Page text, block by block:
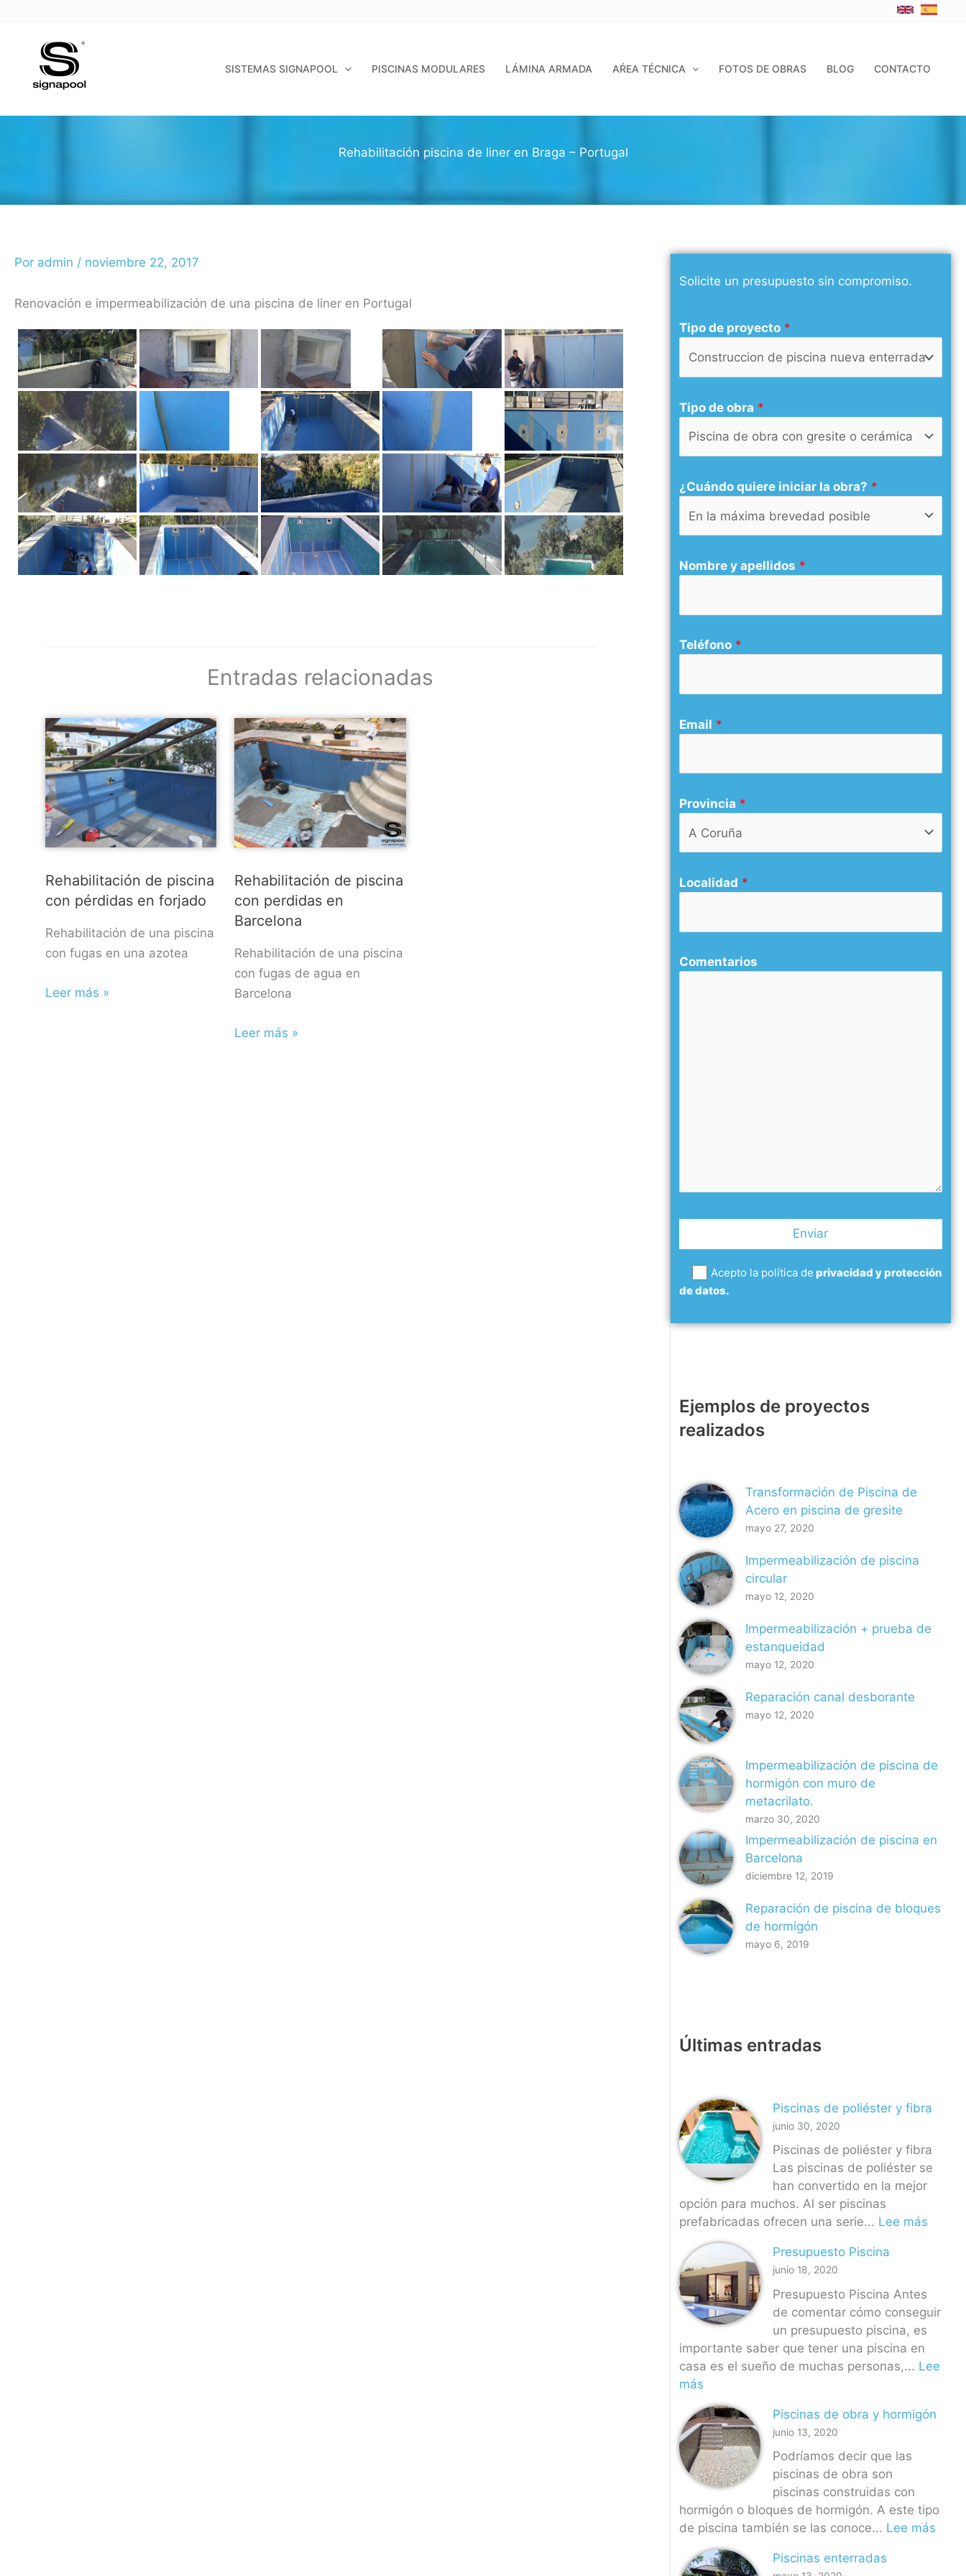
contenido
SISTEMAS SIGNAPOOL PISCINAS MODULARES LÁMINA ARMADA AŔEA TÉCNICA FOTOS DE OBRAS BLOG CONTACTO
Rehabilitación piscina de liner en Braga – Portugal
Por admin / noviembre 22, 2017
Renovación e impermeabilización de una piscina de liner en Portugal
Entradas relacionadas
Rehabilitación de piscina
con pérdidas en forjado
Rehabilitación de una piscina
con fugas en una azotea
Leer más »
Rehabilitación de piscina
con perdidas en
Barcelona
Rehabilitación de una piscina
con fugas de agua en
Barcelona
Leer más »
Solicite un presupuesto sin compromiso.
Tipo de proyecto *
Tipo de obra *
¿Cuándo quiere iniciar la obra? *
Nombre y apellidos *
Teléfono *
Email *
Provincia *
Localidad *
Comentarios
Acepto la política de privacidad y protección
de datos.
Ejemplos de proyectos
realizados
Transformación de Piscina de
Acero en piscina de gresite
mayo 27, 2020
Impermeabilización de piscina
circular
mayo 12, 2020
Impermeabilización + prueba de
estanqueidad
mayo 12, 2020
Reparación canal desborante
mayo 12, 2020
Impermeabilización de piscina de
hormigón con muro de
metacrilato.
marzo 30, 2020
Impermeabilización de piscina en
Barcelona
diciembre 12, 2019
Reparación de piscina de bloques
de hormigón
mayo 6, 2019
Últimas entradas
Piscinas de poliéster y fibra
junio 30, 2020
Piscinas de poliéster y fibra
Las piscinas de poliéster se
han convertido en la mejor
opción para muchos. Al ser piscinas
prefabricadas ofrecen una serie... Lee más:
i
s
p
s
t
Presupuesto Piscina
junio 18, 2020
Presupuesto Piscina Antes
de comentar cómo conseguir
un presupuesto piscina, es
importante saber que tener una piscina en
casa es el sueño de muchas personas,... Lee
más:
P
r
e
s
u
p
u
e
t
Piscinas de obra y hormigón
junio 13, 2020
Podríamos decir que las
piscinas de obra son
piscinas construidas con
hormigón o bloques de hormigón. A este tipo
de piscina también se las conoce... Lee más:
Piscinas enterradas